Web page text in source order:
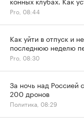
Pro, 08:44
Как уйти в отпуск и
последнюю неделю
Pro, 08:30
За ночь над Россией
200 дронов
Политика, 08:29